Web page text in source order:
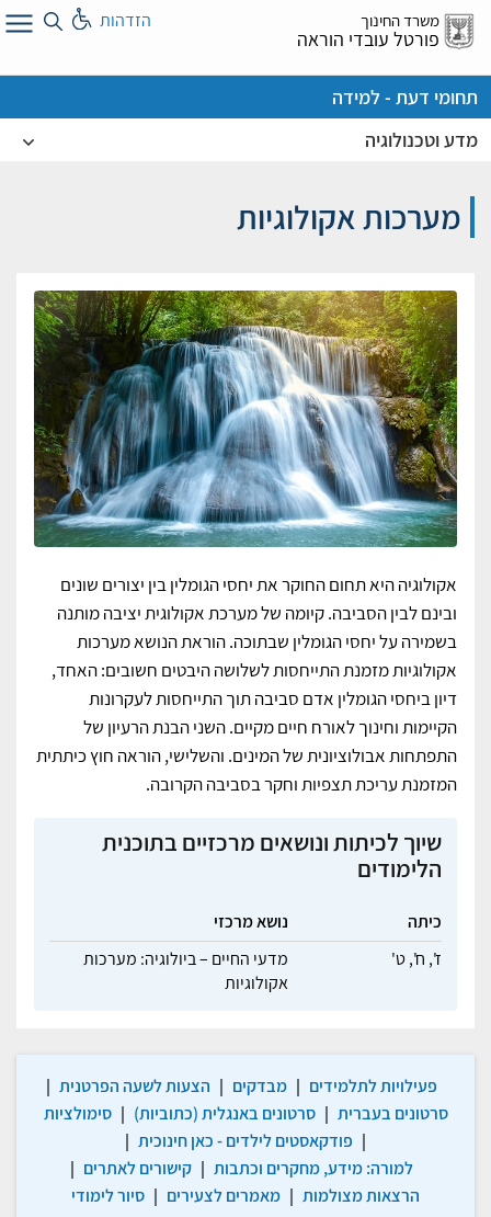
דלג
אל
משרד החינוך
פורטל עובדי הוראה
הזדהות
תחומי דעת - למידה
מדע וטכנולוגיה
מערכות אקולוגיות
אקולוגיה היא תחום החוקר את יחסי הגומלין בין יצורים שונים
ובינם לבין הסביבה. קיומה של מערכת אקולוגית יציבה מותנה
בשמירה על יחסי הגומלין שבתוכה. הוראת הנושא מערכות
אקולוגיות מזמנת התייחסות לשלושה היבטים חשובים: האחד,
דיון ביחסי הגומלין אדם סביבה תוך התייחסות לעקרונות
הקיימות וחינוך לאורח חיים מקיים. השני הבנת הרעיון של
התפתחות אבולוציונית של המינים. והשלישי, הוראה חוץ כיתתית
המזמנת עריכת תצפיות וחקר בסביבה הקרובה.
שיוך לכיתות ונושאים מרכזיים בתוכנית
הלימודים
כיתה
נושא מרכזי
ז', ח',ט'
מדעי החיים – ביולוגיה: מערכות
אקולוגיות
פעילויות לתלמידים | מבדקים | הצעות לשעה הפרטנית |
סרטונים בעברית | סרטונים באנגלית (כתוביות) | סימולציות
| פודקאסטים לילדים - כאן חינוכית |
למורה: מידע, מחקרים וכתבות | קישורים לאתרים |
הרצאות מצולמות | מאמרים לצעירים | סיור לימודי